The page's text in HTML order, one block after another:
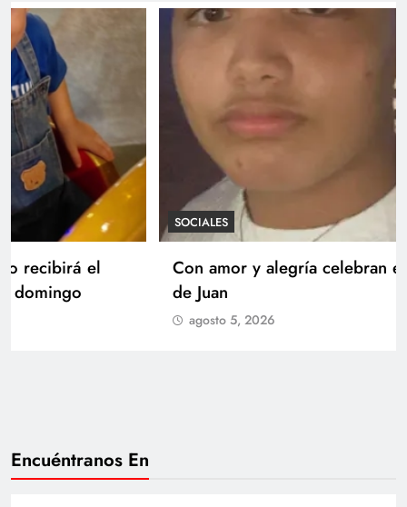
SOCIALES
Con amor y alegría celebran el cumpleaños
de Juan
Encuéntranos En